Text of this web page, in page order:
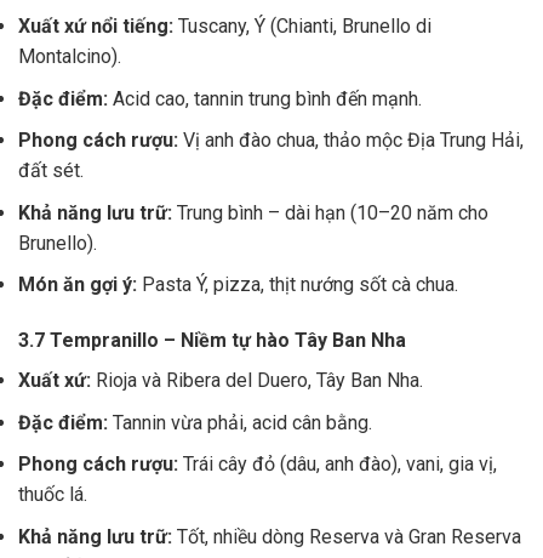
Xuất xứ nổi tiếng: Tuscany, Ý (Chianti, Brunello di
Montalcino).
Đặc điểm: Acid cao, tannin trung bình đến mạnh.
Phong cách rượu: Vị anh đào chua, thảo mộc Địa Trung Hải,
đất sét.
Khả năng lưu trữ: Trung bình – dài hạn (10–20 năm cho
Brunello).
Món ăn gợi ý: Pasta Ý, pizza, thịt nướng sốt cà chua.
3.7 Tempranillo – Niềm tự hào Tây Ban Nha
Xuất xứ: Rioja và Ribera del Duero, Tây Ban Nha.
Đặc điểm: Tannin vừa phải, acid cân bằng.
Phong cách rượu: Trái cây đỏ (dâu, anh đào), vani, gia vị,
thuốc lá.
Khả năng lưu trữ: Tốt, nhiều dòng Reserva và Gran Reserva